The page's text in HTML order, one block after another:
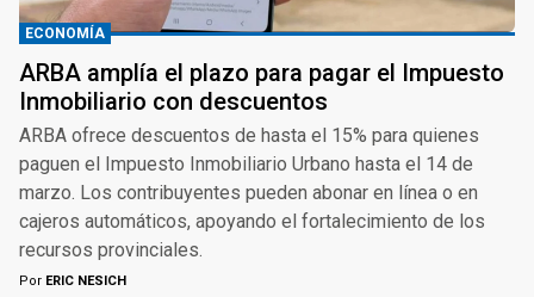
ECONOMÍA
ARBA amplía el plazo para pagar el Impuesto
Inmobiliario con descuentos
ARBA ofrece descuentos de hasta el 15% para quienes
paguen el Impuesto Inmobiliario Urbano hasta el 14 de
marzo. Los contribuyentes pueden abonar en línea o en
cajeros automáticos, apoyando el fortalecimiento de los
recursos provinciales.
Por ERIC NESICH